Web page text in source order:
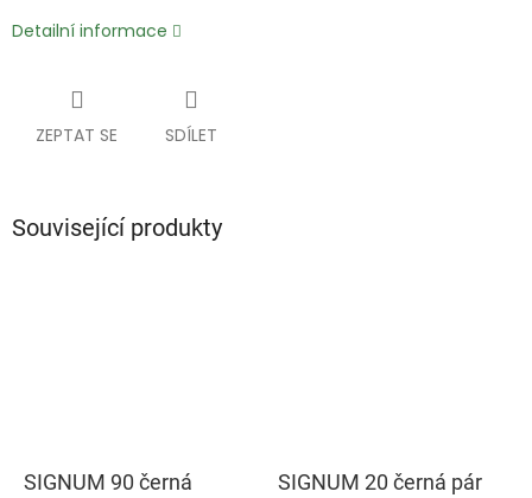
Detailní informace
ZEPTAT SE SDÍLET
Související produkty
SIGNUM 90 černá SIGNUM 20 černá pár